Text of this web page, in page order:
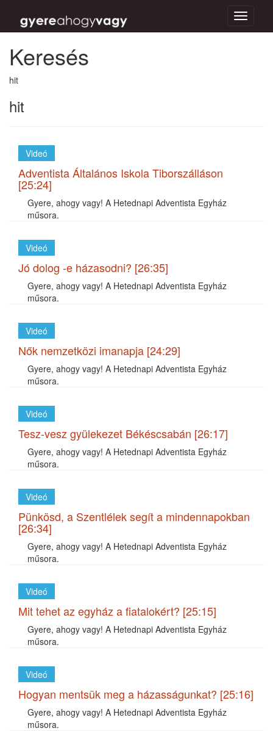
Toggle
Keresés
hit
hit
Videó
Adventista Általános Iskola Tiborszálláson
[25:24]
Gyere, ahogy vagy! A Hetednapi Adventista Egyház
műsora.
Videó
Jó dolog -e házasodni? [26:35]
Gyere, ahogy vagy! A Hetednapi Adventista Egyház
műsora.
Videó
Nők nemzetközi imanapja [24:29]
Gyere, ahogy vagy! A Hetednapi Adventista Egyház
műsora.
Videó
Tesz-vesz gyülekezet Békéscsabán [26:17]
Gyere, ahogy vagy! A Hetednapi Adventista Egyház
műsora.
Videó
Pünkösd, a Szentlélek segít a mindennapokban
[26:34]
Gyere, ahogy vagy! A Hetednapi Adventista Egyház
műsora.
Videó
Mit tehet az egyház a fiatalokért? [25:15]
Gyere, ahogy vagy! A Hetednapi Adventista Egyház
műsora.
Videó
Hogyan mentsük meg a házasságunkat? [25:16]
Gyere, ahogy vagy! A Hetednapi Adventista Egyház
műsora.